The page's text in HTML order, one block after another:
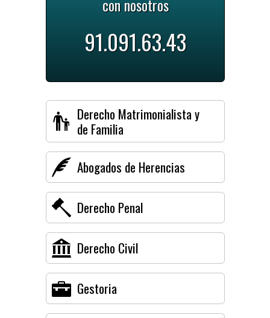
con nosotros
91.091.63.43
Derecho Matrimonialista y
de Familia
Abogados de Herencias
Derecho Penal
Derecho Civil
Gestoria